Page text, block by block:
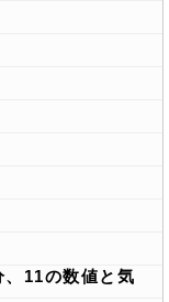
11の数値と気